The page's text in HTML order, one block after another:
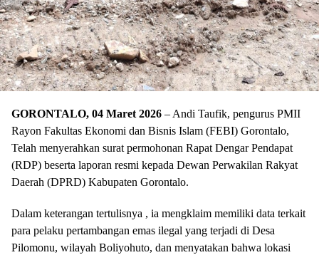
GORONTALO, 04 Maret 2026 – Andi Taufik, pengurus PMII
Rayon Fakultas Ekonomi dan Bisnis Islam (FEBI) Gorontalo,
Telah menyerahkan surat permohonan Rapat Dengar Pendapat
(RDP) beserta laporan resmi kepada Dewan Perwakilan Rakyat
Daerah (DPRD) Kabupaten Gorontalo.
Dalam keterangan tertulisnya , ia mengklaim memiliki data terkait
para pelaku pertambangan emas ilegal yang terjadi di Desa
Pilomonu, wilayah Boliyohuto, dan menyatakan bahwa lokasi